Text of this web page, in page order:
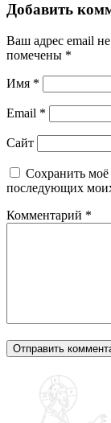
Добавить
Ваш адрес email
помечены *
Имя *
Email *
Сайт
Сохранить моё
последующих
Комментарий *